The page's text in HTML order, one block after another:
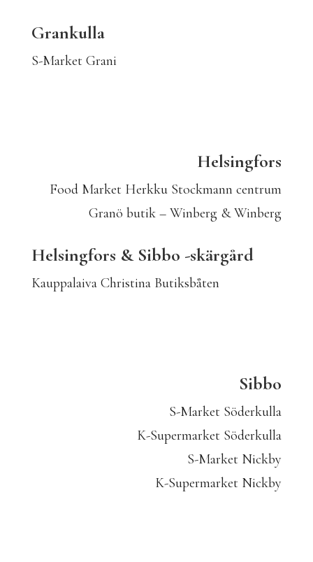
Grankulla
S-Market Grani
Helsingfors
Food Market Herkku Stockmann centrum
Granö butik – Winberg & Winberg
Helsingfors & Sibbo -skärgård
Kauppalaiva Christina Butiksbåten
Sibbo
S-Market Söderkulla
K-Supermarket Söderkulla
S-Market Nickby
K-Supermarket Nickby